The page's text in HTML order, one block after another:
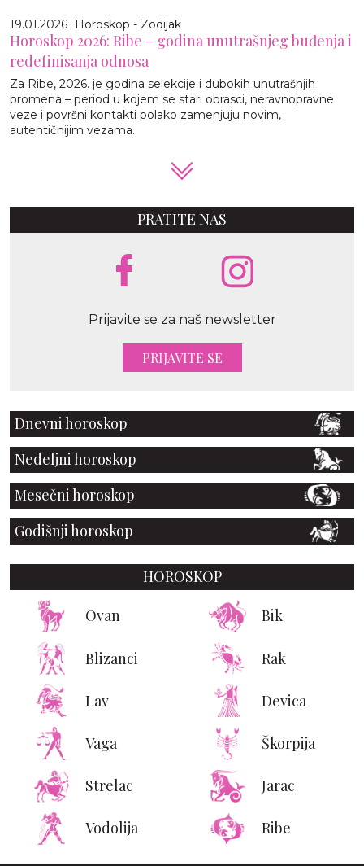
19.01.2026 Horoskop - Zodijak
Horoskop 2026: Ribe – godina unutrašnjeg buđenja i
redefinisanja odnosa
Za Ribe, 2026. je godina selekcije i dubokih unutrašnjih
promena – period u kojem se stari obrasci, neravnopravne
veze i površni kontakti polako zamenjuju novim,
autentičnijim vezama.
PRATITE NAS
Prijavite se za naš newsletter
PRIJAVITE SE
Dnevni horoskop
Nedeljni horoskop
Mesečni horoskop
Godišnji horoskop
HOROSKOP
Ovan Bik
Blizanci Rak
Lav Devica
Vaga Škorpija
Strelac Jarac
Vodolija Ribe